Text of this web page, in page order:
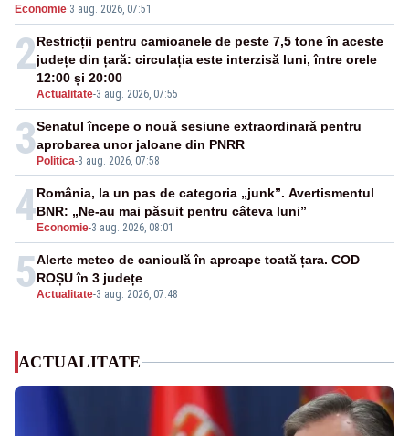
energie
Economie·3 aug. 2026, 07:51
2
Actualitate-3 aug. 2026, 07:55
Restricții pentru camioanele de peste 7,5 tone în aceste
județe din țară: circulația este interzisă luni, între orele
12:00 și 20:00
3 Politica-3 aug. 2026, 07:58
Senatul începe o nouă sesiune extraordinară pentru
aprobarea unor jaloane din PNRR
4 Economie-3 aug. 2026, 08:01
România, la un pas de categoria „junk”. Avertismentul
BNR: „Ne-au mai păsuit pentru câteva luni”
5Actualitate-3 aug. 2026, 07:48
Alerte meteo de caniculă în aproape toată țara. COD
ROȘU în 3 județe
ACTUALITATE